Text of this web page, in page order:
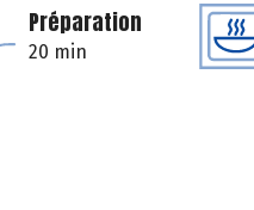
Préparation
20 min